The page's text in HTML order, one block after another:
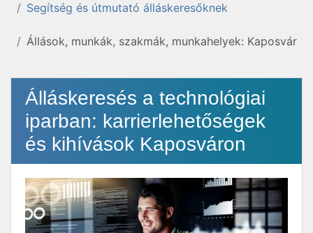
Segítség és útmutató álláskeresőknek
Állások, munkák, szakmák, munkahelyek: Kaposvár
Álláskeresés a technológiai
iparban: karrierlehetőségek
és kihívások Kaposváron